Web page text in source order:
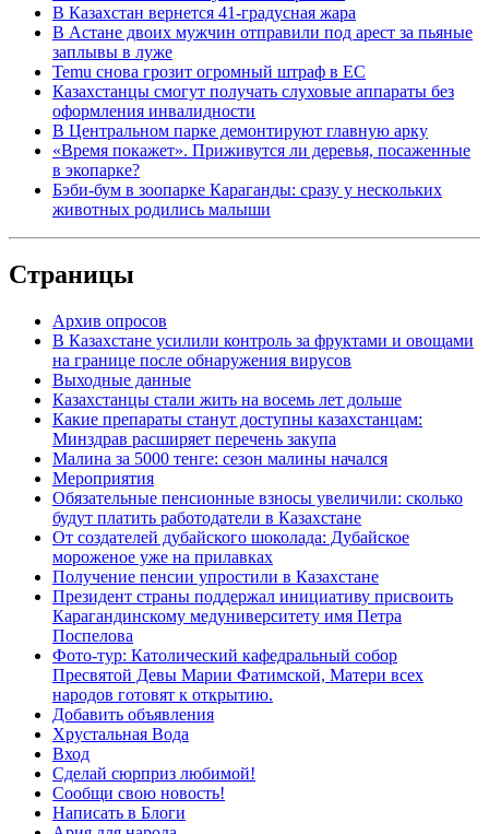
В Казахстан вернется 41-градусная жара
В Астане двоих мужчин отправили под арест за пьяные
заплывы в луже
Temu снова грозит огромный штраф в ЕС
Казахстанцы смогут получать слуховые аппараты без
оформления инвалидности
В Центральном парке демонтируют главную арку
«Время покажет». Приживутся ли деревья, посаженные
в экопарке?
Бэби-бум в зоопарке Караганды: сразу у нескольких
животных родились малыши
Страницы
Архив опросов
В Казахстане усилили контроль за фруктами и овощами
на границе после обнаружения вирусов
Выходные данные
Казахстанцы стали жить на восемь лет дольше
Какие препараты станут доступны казахстанцам:
Минздрав расширяет перечень закупа
Малина за 5000 тенге: сезон малины начался
Мероприятия
Обязательные пенсионные взносы увеличили: сколько
будут платить работодатели в Казахстане
От создателей дубайского шоколада: Дубайское
мороженое уже на прилавках
Получение пенсии упростили в Казахстане
Президент страны поддержал инициативу присвоить
Карагандинскому медуниверситету имя Петра
Поспелова
Фото-тур: Католический кафедральный собор
Пресвятой Девы Марии Фатимской, Матери всех
народов готовят к открытию.
Добавить объявления
Хрустальная Вода
Вход
Сделай сюрприз любимой!
Сообщи свою новость!
Написать в Блоги